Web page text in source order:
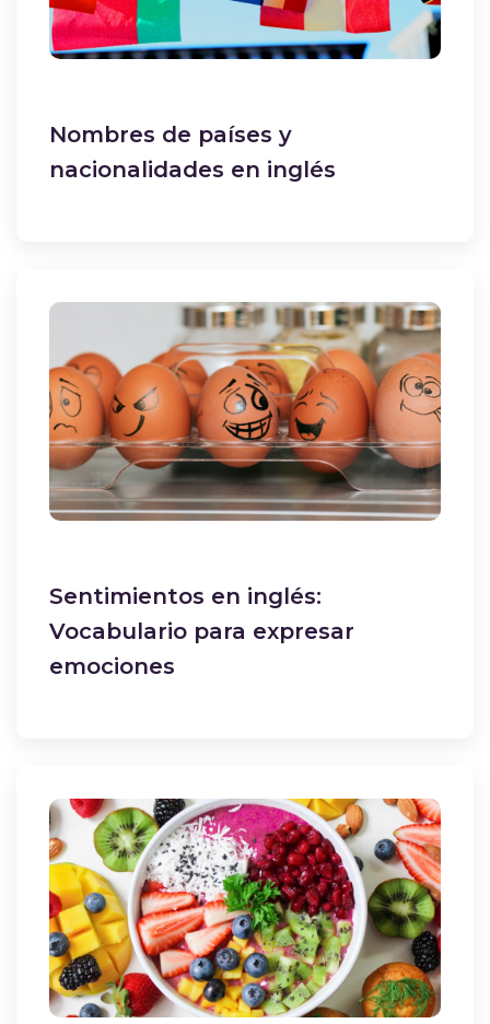
Nombres de países y
nacionalidades en inglés
Sentimientos en inglés:
Vocabulario para expresar
emociones